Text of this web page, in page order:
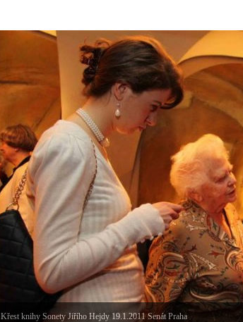
Křest knihy Sonety Jiřího Hejdy 19.1.2011 Senát Praha